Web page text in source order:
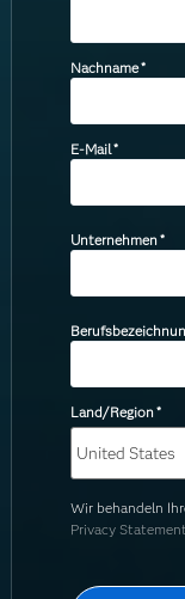
Nachname*
E-Mail*
Unternehmen*
Land/Region*
Wir behandeln
Privacy Statement.